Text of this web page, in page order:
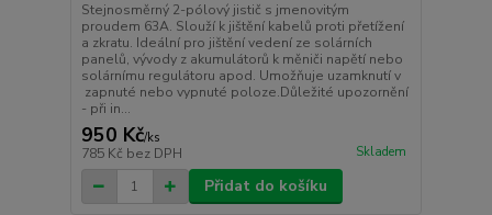
Stejnosměrný 2-pólový jistič s jmenovitým
proudem 63A. Slouží k jištění kabelů proti přetížení
a zkratu. Ideální pro jištění vedení ze solárních
panelů, vývody z akumulátorů k měniči napětí nebo
solárnímu regulátoru apod. Umožňuje uzamknutí v
zapnuté nebo vypnuté poloze.Důležité upozornění
- při in...
950 Kč/ks
785 Kč bez DPH Skladem
Přidat do košíku